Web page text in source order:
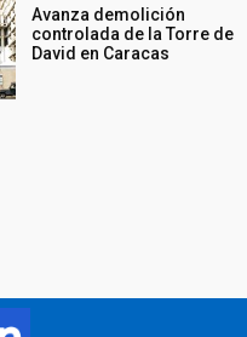
Avanza demolición
controlada de la Torre de
David en Caracas